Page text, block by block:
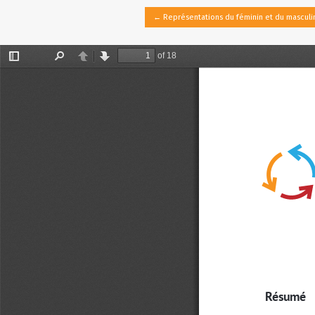
← Retourner aux informations sur l'article
Représentations du féminin et du